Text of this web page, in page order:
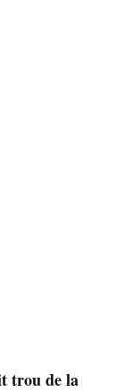
trou de la